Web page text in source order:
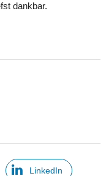
dankbar.
LinkedIn